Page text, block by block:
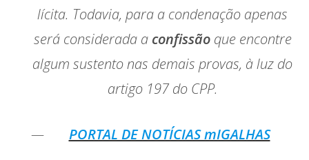
lícita. Todavia, para a condenação apenas
será considerada a confissão que encontre
algum sustento nas demais provas, à luz do
artigo 197 do CPP.
PORTAL DE NOTÍCIAS mIGALHAS